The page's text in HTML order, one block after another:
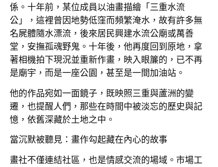
係。十年前，某位成員以油畫描繪「三重水流
公」，這裡曾因地勢低窪而頻繁淹水，故有許多無
名屍體隨水漂流，後來居民興建水流公廟或萬善
堂，安撫孤魂野鬼。十年後，他再度回到原地，拿
著相機拍下現況並重新作畫，映入眼簾的，已不再
是廟宇，而是一座公園，甚至是一間加油站。
他的作品宛如一面鏡子，既映照三重與蘆洲的變
遷，也提醒人們，那些在時間中被淡忘的歷史與記
憶，依舊深藏於土地之中。
當沉默被聽見：畫作勾起藏在內心的故事
畫社不僅連結社區，也是情感交流的場域。市場工